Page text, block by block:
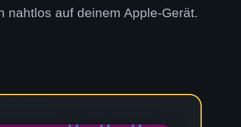
auf deinem Apple-Gerät.